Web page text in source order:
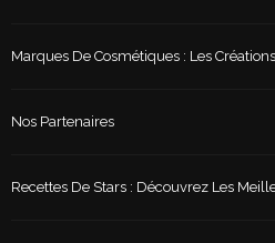
Marques De Cosmétiques : Les
Nos Partenaires
Recettes De Stars : Découvrez Les